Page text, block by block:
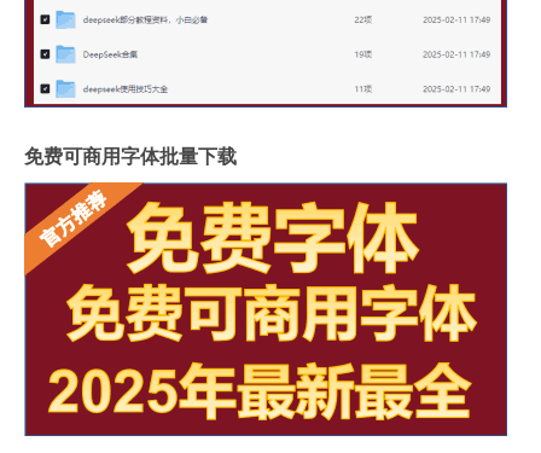
免费可商用字体批量下载